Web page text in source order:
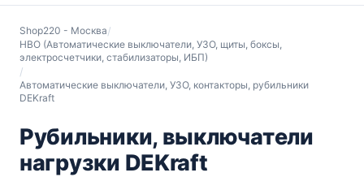
Shop220 - Москва/
НВО (Автоматические выключатели, УЗО, щиты, боксы,
электросчетчики, стабилизаторы, ИБП)
/
Автоматические выключатели, УЗО, контакторы, рубильники
DEKraft
Рубильники, выключатели
нагрузки DEKraft